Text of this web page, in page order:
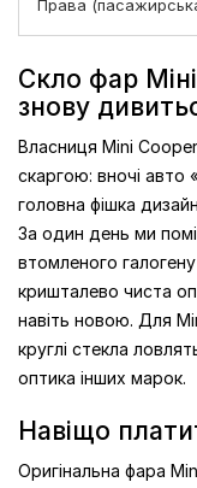
Права
Скло фар
знову
Власниця Mini
скаргою: вночі авто
головна фішка
За один день ми
втомленого
кришталево чиста
навіть новою. Для
круглі стекла
оптика інших марок.
Навіщо
Оригінальна фара